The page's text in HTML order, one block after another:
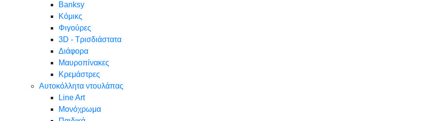
Banksy
Κόμικς
Φιγούρες
3D - Τρισδιάστατα
Διάφορα
Μαυροπίνακες
Κρεμάστρες
Αυτοκόλλητα ντουλάπας
Line Art
Μονόχρωμα